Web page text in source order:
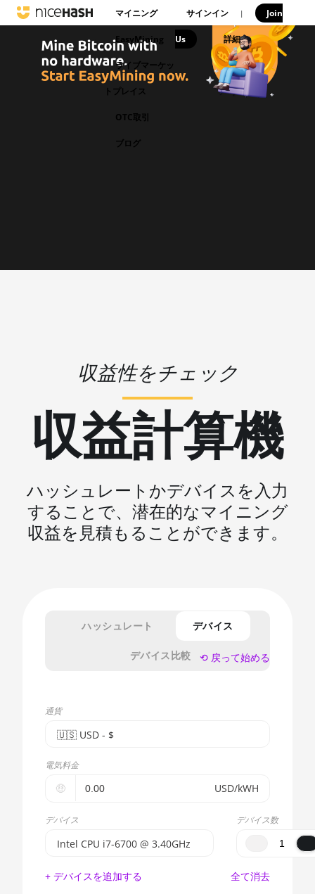
マイニング
EasyMining
ライブマーケッ
トプレイス
OTC取引
ブログ
サインイン | Join
Us 詳細
収益性をチェック
収益計算機
ハッシュレートかデバイスを入力
することで、潜在的なマイニング
収益を見積もることができます。
ハッシュレート デバイス
デバイス比較
通貨
🇺🇸ㅤ USD - $
🇪🇺ㅤ EUR - €
🇺🇸ㅤ USD - $
🇬🇧ㅤ GBP - £
電気料金
🤑 USD/kWH
デバイス
Intel CPU i7-6700 @ 3.40GHz
BITMAIN AntMiner S17e (64Th)
デバイス数
+ デバイスを追加する 全て消去
⟲ 戻って始める